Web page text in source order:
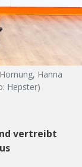
Hanna
Hepster)
vertreibt